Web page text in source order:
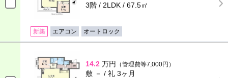
3階 / 2LDK / 67.5㎡
新築 エアコン オートロック
14.2 万円 （管理費等7,000円）
敷 － / 礼 3ヶ月